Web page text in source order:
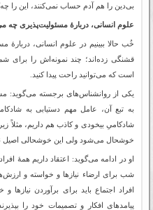
بی‌دین را هم آدم حساب نمی‌کنند، این را
علوم انسانی، دربارۀ مسئولیت‌پذیری چه
خُب حالا ببینیم در علوم انسانی،
قشنگی زده‌اند؛ چند نمونه‌اش را برای
است که می‌توانید راحت پیدا کنید.
یکی از روانشناس‌های برجسته می‌گوید:
به تبع آن، عامل مهم دستیابی به
شادکامیِ بیخودی و کاذب هم داریم، مثلاً
خوشحال می‌شود ولی این خوشحالی اصیل
او در ادامه می‌گوید: اعتقاد داریم همۀ
شب برای ارضاء نیازها و خواسته و
افراد اجتماع باید برای برآوردن
پیامدهای افکار و تصمیمات خود را